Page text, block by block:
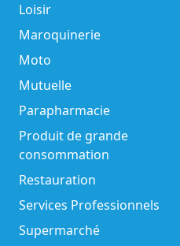
Loisir
Maroquinerie
Moto
Mutuelle
Parapharmacie
Produit de grande
consommation
Restauration
Services Professionnels
Supermarché